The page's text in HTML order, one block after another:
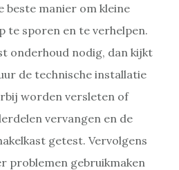
beste manier om kleine
te sporen en te verhelpen.
onderhoud nodig, dan kijkt
de technische installatie
worden versleten of
vervangen en de
getest. Vervolgens
problemen gebruikmaken